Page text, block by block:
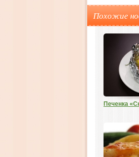
Похожие
Печенка